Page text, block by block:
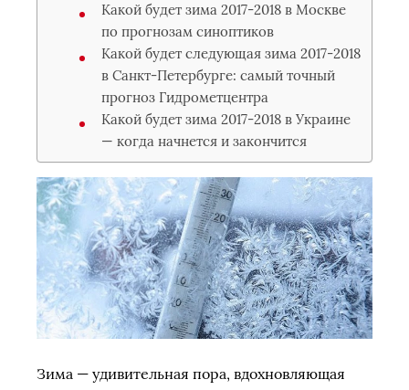
Какой будет зима 2017-2018 в Москве
по прогнозам синоптиков
Какой будет следующая зима 2017-2018
в Санкт-Петербурге: самый точный
прогноз Гидрометцентра
Какой будет зима 2017-2018 в Украине
— когда начнется и закончится
Зима — удивительная пора, вдохновляющая